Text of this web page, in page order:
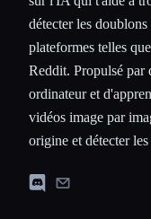
détecter les
plateformes telles
Reddit. Propulsé par
ordinateur et
vidéos image par
origine et détecter